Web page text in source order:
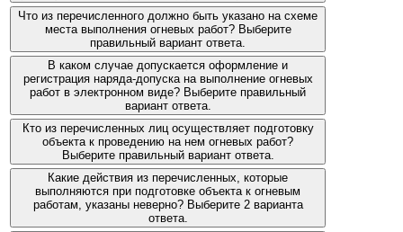
Что из перечисленного должно быть указано на схеме
места выполнения огневых работ? Выберите
правильный вариант ответа.
В каком случае допускается оформление и
регистрация наряда-допуска на выполнение огневых
работ в электронном виде? Выберите правильный
вариант ответа.
Кто из перечисленных лиц осуществляет подготовку
объекта к проведению на нем огневых работ?
Выберите правильный вариант ответа.
Какие действия из перечисленных, которые
выполняются при подготовке объекта к огневым
работам, указаны неверно? Выберите 2 варианта
ответа.